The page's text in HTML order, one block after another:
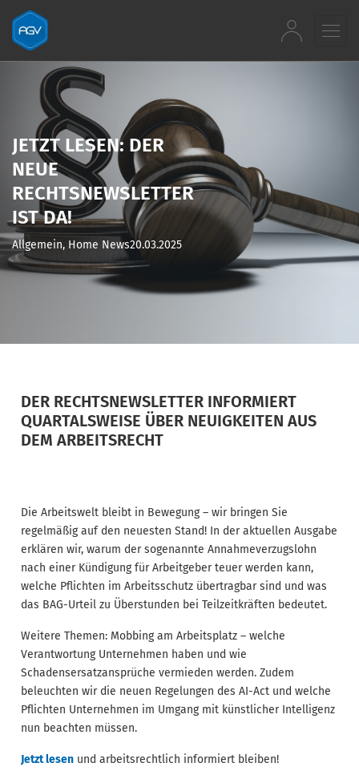
Zum Inhalt springen
JETZT LESEN: DER
NEUE
RECHTSNEWSLETTER
IST DA!
Allgemein, Home News20.03.2025
DER RECHTSNEWSLETTER INFORMIERT
QUARTALSWEISE ÜBER NEUIGKEITEN AUS
DEM ARBEITSRECHT
Die Arbeitswelt bleibt in Bewegung – wir bringen Sie
regelmäßig auf den neuesten Stand! In der aktuellen Ausgabe
erklären wir, warum der sogenannte Annahmeverzugslohn
nach einer Kündigung für Arbeitgeber teuer werden kann,
welche Pflichten im Arbeitsschutz übertragbar sind und was
das BAG-Urteil zu Überstunden bei Teilzeitkräften bedeutet.
Weitere Themen: Mobbing am Arbeitsplatz – welche
Verantwortung Unternehmen haben und wie
Schadensersatzansprüche vermieden werden. Zudem
beleuchten wir die neuen Regelungen des AI-Act und welche
Pflichten Unternehmen im Umgang mit künstlicher Intelligenz
nun beachten müssen.
Jetzt lesen und arbeitsrechtlich informiert bleiben!